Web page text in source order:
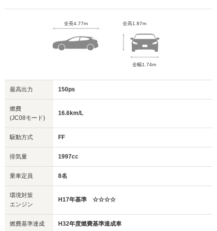
全長4.77m 全高1.87m
全幅1.74m
最高出力 150ps
燃費
(JC08モード)
16.6km/L
駆動方式 FF
排気量 1997cc
乗車定員 8名
環境対策
エンジン
H17年基準 ☆☆☆☆
燃費基準達成 H32年度燃費基準達成車